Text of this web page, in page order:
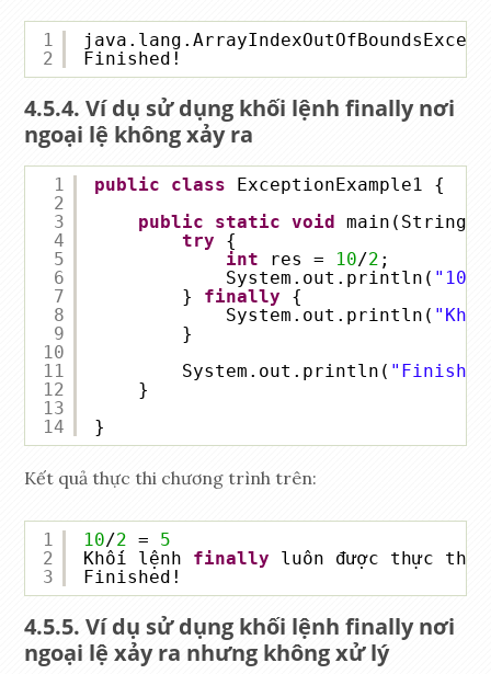
1
2
Finished!
Ví dụ sử dụng khối lệnh finally nơi
ngoại lệ không xảy ra
1
2
3
4
5
6
7
8
9
10
11
12
13
14
public class
ExceptionExample1 {
public
static void
try
{
int
res = 10/2 ;
System.out.println( "10/
} finally
{
System.out.println(
}
System.out.println(
}
}
Kết quả thực thi chương trình trên:
1
2
3
10/2 = 5
Khối lệnh finally
luôn được thực thi
Finished!
Ví dụ sử dụng khối lệnh finally nơi
ngoại lệ xảy ra nhưng không xử lý